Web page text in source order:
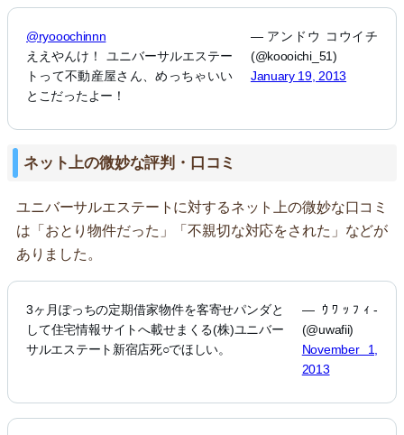
@ryooochinnn
ええやんけ！ ユニバーサルエステー
トって不動産屋さん、めっちゃいい
とこだったよー！
— アンドウ コウイチ
(@koooichi_51)
January 19, 2013
ネット上の微妙な評判・口コミ
ユニバーサルエステートに対するネット上の微妙な口コミ
は「おとり物件だった」「不親切な対応をされた」などが
ありました。
3ヶ月ぽっちの定期借家物件を客寄せパンダと
して住宅情報サイトへ載せまくる(株)ユニバー
サルエステート新宿店死○でほしい。
— ｳﾜｯﾌｨ-
(@uwafii)
November 1,
2013